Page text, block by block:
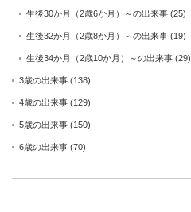
生後30か月（2歳6か月）～の出来事 (25)
生後32か月（2歳8か月）～の出来事 (19)
生後34か月（2歳10か月）～の出来事 (29)
3歳の出来事 (138)
4歳の出来事 (129)
5歳の出来事 (150)
6歳の出来事 (70)